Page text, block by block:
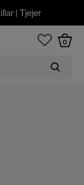
| Tjejer
0